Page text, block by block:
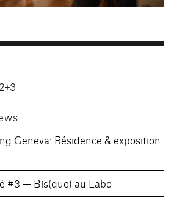
Geneva: Résidence & exposition
#3 — Bis(que) au Labo